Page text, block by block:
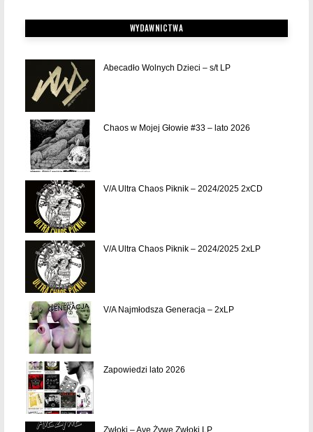
WYDAWNICTWA
Abecadło Wolnych Dzieci – s/t LP
Chaos w Mojej Głowie #33 – lato 2026
V/A Ultra Chaos Piknik – 2024/2025 2xCD
V/A Ultra Chaos Piknik – 2024/2025 2xLP
V/A Najmłodsza Generacja – 2xLP
Zapowiedzi lato 2026